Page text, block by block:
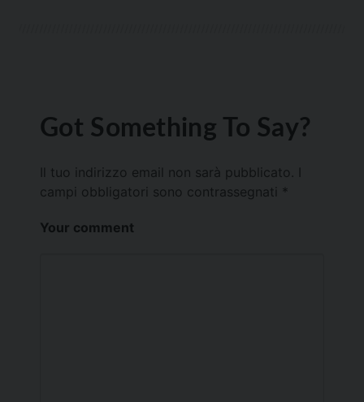
Got Something To Say?
Il tuo indirizzo email non sarà pubblicato.
campi obbligatori sono contrassegnati *
Your comment